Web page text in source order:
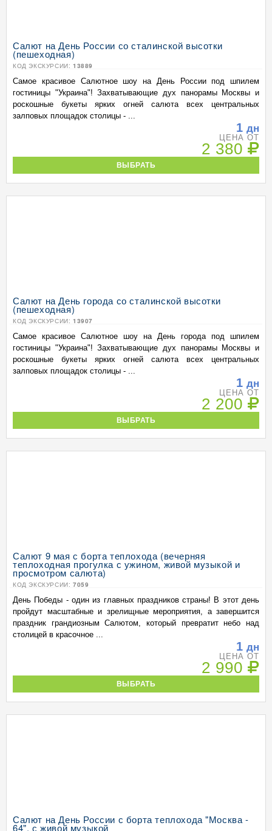
Салют на День России со сталинской высотки
(пешеходная)
КОД ЭКСКУРСИИ: 13889
Самое красивое Салютное шоу на День России под шпилем
гостиницы "Украина"! Захватывающие дух панорамы Москвы и
роскошные букеты ярких огней салюта всех центральных
залповых площадок столицы - ...
1 дн
ЦЕНА ОТ
2 380
ВЫБРАТЬ
Салют на День города со сталинской высотки
(пешеходная)
КОД ЭКСКУРСИИ: 13907
Самое красивое Салютное шоу на День города под шпилем
гостиницы "Украина"! Захватывающие дух панорамы Москвы и
роскошные букеты ярких огней салюта всех центральных
залповых площадок столицы - ...
1 дн
ЦЕНА ОТ
2 200
ВЫБРАТЬ
Салют 9 мая с борта теплохода (вечерняя
теплоходная прогулка с ужином, живой музыкой и
просмотром салюта)
КОД ЭКСКУРСИИ: 7059
День Победы - один из главных праздников страны! В этот день
пройдут масштабные и зрелищные мероприятия, а завершится
праздник грандиозным Салютом, который превратит небо над
столицей в красочное ...
1 дн
ЦЕНА ОТ
2 990
ВЫБРАТЬ
Салют на День России с борта теплохода "Москва -
64", с живой музыкой